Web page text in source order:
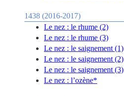
1438 (2016-2017)
Le nez : le rhume (2)
Le nez : le rhume (3)
Le nez : le saignement (1)
Le nez : le saignement (2)
Le nez : le saignement (3)
Le nez : l’ozène*